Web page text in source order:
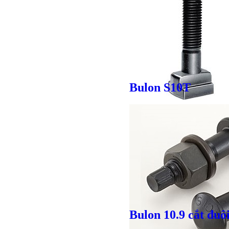
Bulon S10T
Bulon 10.9 cắt